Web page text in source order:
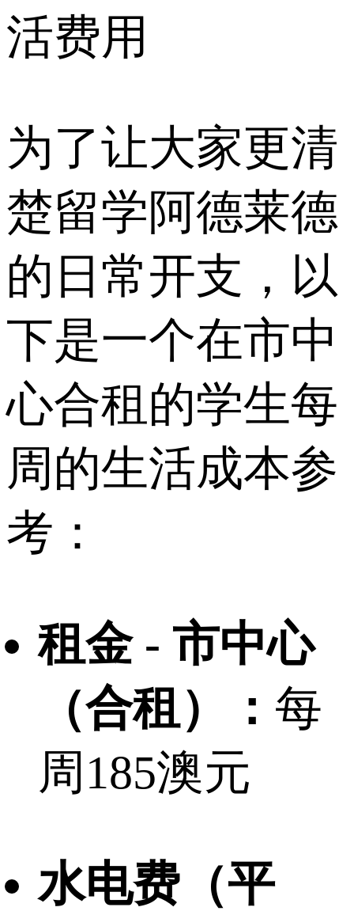
活费用
为了让大家更清
楚留学阿德莱德
的日常开支，以
下是一个在市中
心合租的学生每
周的生活成本参
考：
租金 - 市中心
（合租）： 每
周185澳元
水电费（平